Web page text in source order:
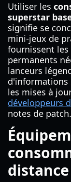
Utiliser les
superstar
signifie se
mini-jeux de
fournissent
permanents
lanceurs
d'informations
les mises à
développeurs
notes de patch.